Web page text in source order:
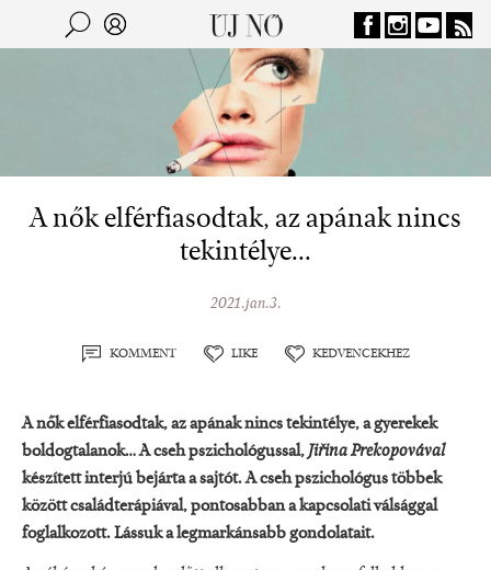
Jump to navigation
Kereső
A nők elférfiasodtak, az apának nincs
tekintélye...
2021.jan.3.
KOMMENT LIKE KEDVENCEKHEZ
A nők elférfiasodtak, az apának nincs tekintélye, a gyerekek
boldogtalanok… A cseh pszichológussal, Jiřina Prekopovával
készített interjú bejárta a sajtót. A cseh pszichológus többek
között családterápiával, pontosabban a kapcsolati válsággal
foglalkozott. Lássuk a legmarkánsabb gondolatait.